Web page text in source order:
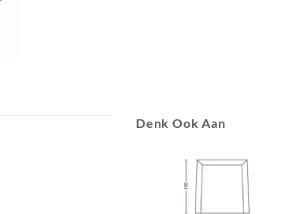
Denk Ook Aan